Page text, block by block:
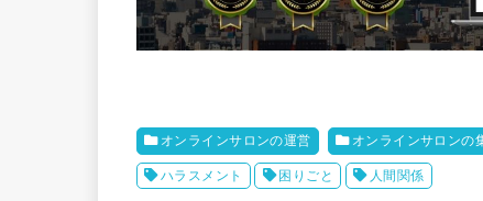
オンラインサロンの運営 オンラインサロンの
ハラスメント 困りごと 人間関係